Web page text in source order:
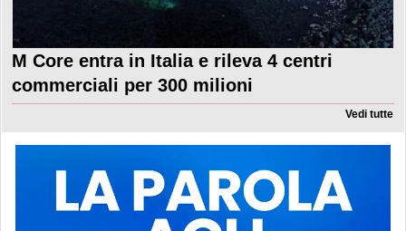
M Core entra in Italia e rileva 4 centri
commerciali per 300 milioni
Vedi tutte